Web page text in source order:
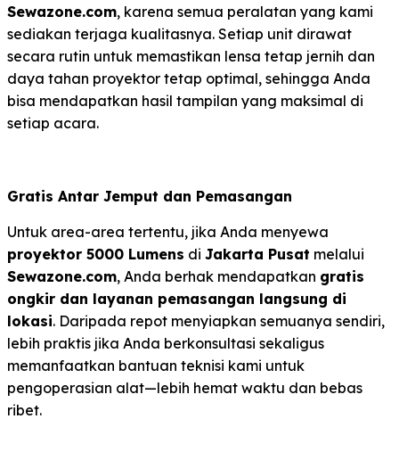
Sewazone.com, karena semua peralatan yang kami
sediakan terjaga kualitasnya. Setiap unit dirawat
secara rutin untuk memastikan lensa tetap jernih dan
daya tahan proyektor tetap optimal, sehingga Anda
bisa mendapatkan hasil tampilan yang maksimal di
setiap acara.
Gratis Antar Jemput dan Pemasangan
Untuk area-area tertentu, jika Anda menyewa
proyektor 5000 Lumens di Jakarta Pusat melalui
Sewazone.com, Anda berhak mendapatkan gratis
ongkir dan layanan pemasangan langsung di
lokasi. Daripada repot menyiapkan semuanya sendiri,
lebih praktis jika Anda berkonsultasi sekaligus
memanfaatkan bantuan teknisi kami untuk
pengoperasian alat—lebih hemat waktu dan bebas
ribet.